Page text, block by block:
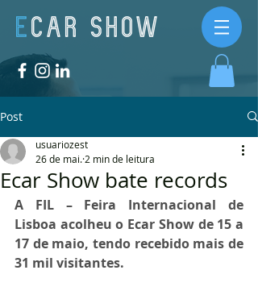
Post
Ecar Show bate records
usuariozest
26 de mai. 2 min de leitura
A FIL – Feira Internacional de
Lisboa acolheu o Ecar Show de 15 a
17 de maio, tendo recebido mais de
31 mil visitantes.